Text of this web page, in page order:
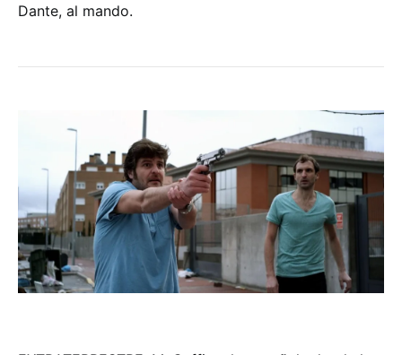
Dante, al mando.